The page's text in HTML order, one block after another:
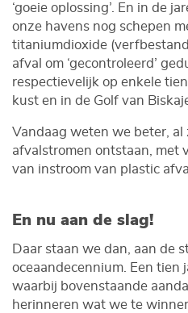
‘goeie oplossing’. En in de
onze havens nog schepen
titaniumdioxide
afval om ‘gecontroleerd’
respectievelijk op enkele
kust en in de Golf van
Vandaag weten we beter, al
afvalstromen ontstaan, met
van instroom van plastic
En nu aan de slag!
Daar staan we dan, aan de
oceaandecennium. Een tien
waarbij bovenstaande
herinneren wat we te